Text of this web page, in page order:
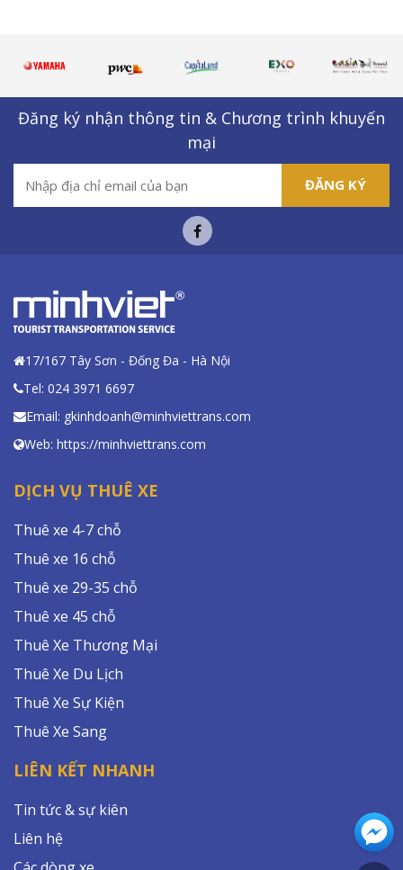
Đăng ký nhận thông tin & Chương trình khuyến
mại
ĐĂNG KÝ
17/167 Tây Sơn - Đống Đa - Hà Nội
Tel: 024 3971 6697
Email: gkinhdoanh@minhviettrans.com
Web: https://minhviettrans.com
DỊCH VỤ THUÊ XE
Thuê xe 4-7 chỗ
Thuê xe 16 chỗ
Thuê xe 29-35 chỗ
Thuê xe 45 chỗ
Thuê Xe Thương Mại
Thuê Xe Du Lịch
Thuê Xe Sự Kiện
Thuê Xe Sang
LIÊN KẾT NHANH
Tin tức & sự kiên
Liên hệ